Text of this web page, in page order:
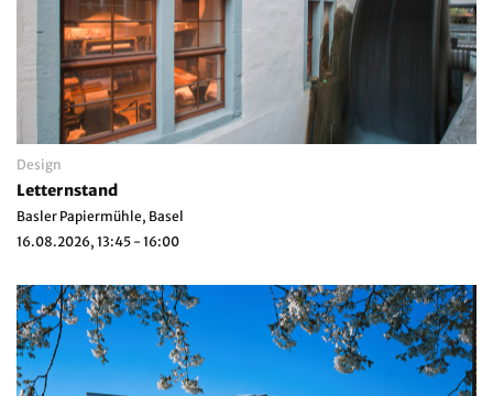
Design
Letternstand
Basler Papiermühle, Basel
16.08.2026, 13:45 - 16:00